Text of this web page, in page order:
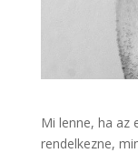
Mi lenne, ha az
rendelkezne,